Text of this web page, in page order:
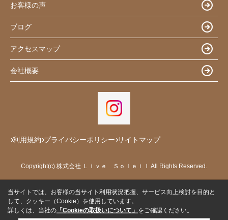
お客様の声
ブログ
アクセスマップ
会社概要
利用規約 プライバシーポリシー サイトマップ
Copyright(c) 株式会社 Ｌｉｖｅ Ｓｏｌｅｉｌ All Rights Reserved.
当サイトでは、お客様の当サイト利用状況把握、サービス向上検討を目的と
して、クッキー（Cookie）を使用しています。
詳しくは、当社の 「Cookieの取扱いについて」 をご確認ください。